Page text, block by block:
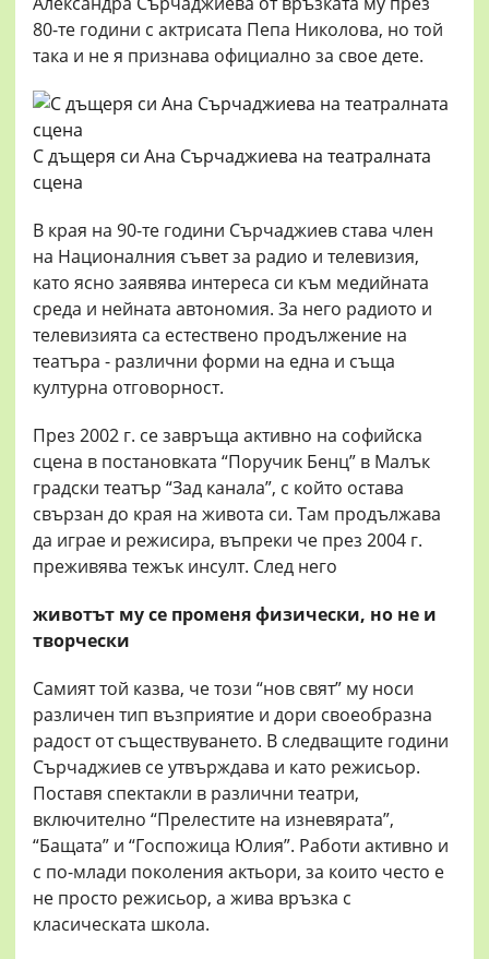
80-те години с актрисата Пепа Николова, но той
така и не я признава официално за свое дете.
С дъщеря си Ана Сърчаджиева на театралната
сцена
В края на 90-те години Сърчаджиев става член
на Националния съвет за радио и телевизия,
като ясно заявява интереса си към медийната
среда и нейната автономия. За него радиото и
телевизията са естествено продължение на
театъра - различни форми на една и съща
културна отговорност.
През 2002 г. се завръща активно на софийска
сцена в постановката “Поручик Бенц” в Малък
градски театър “Зад канала”, с който остава
свързан до края на живота си. Там продължава
да играе и режисира, въпреки че през 2004 г.
преживява тежък инсулт. След него
животът му се променя физически, но не и
творчески
Самият той казва, че този “нов свят” му носи
различен тип възприятие и дори своеобразна
радост от съществуването. В следващите години
Сърчаджиев се утвърждава и като режисьор.
Поставя спектакли в различни театри,
включително “Прелестите на изневярата”,
“Бащата” и “Госпожица Юлия”. Работи активно и
с по-млади поколения актьори, за които често е
не просто режисьор, а жива връзка с
класическата школа.